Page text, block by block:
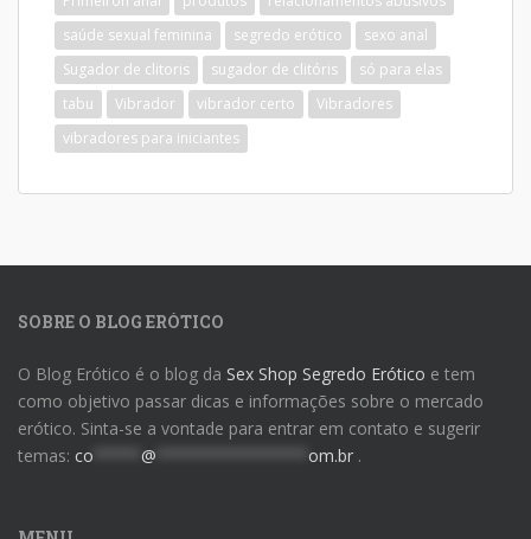
saúde sexual feminina
segredo erótico
sexo anal
Sugador de clitoris
sugador de clitóris
só para elas
tabu
Vibrador vibrador certo
Vibradores
vibradores para iniciantes
SOBRE O BLOG ERÓTICO
O Blog Erótico é o blog da Sex Shop Segredo Erótico e tem
como objetivo passar dicas e informações sobre o mercado
erótico. Sinta-se a vontade para entrar em contato e sugerir
temas: co @ om.br .